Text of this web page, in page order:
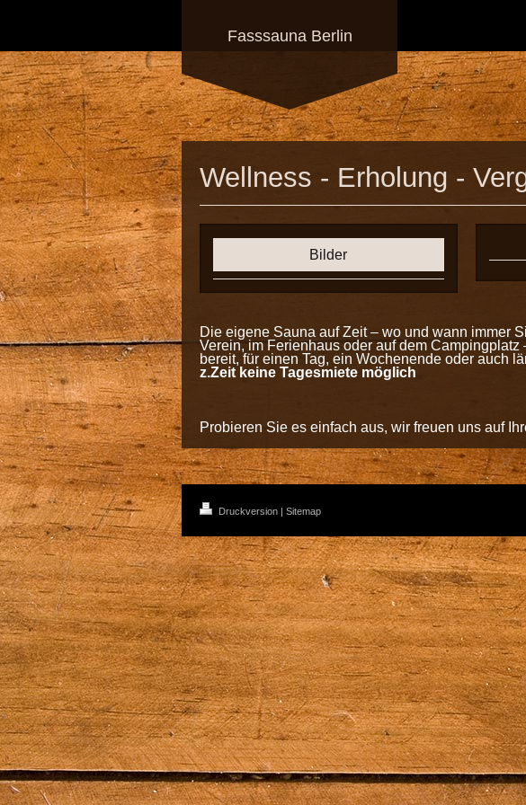
Fasssauna Berlin
Wellness - Erholung -
Bilder
Die eigene Sauna auf Zeit – wo und wann immer
Verein, im Ferienhaus oder auf dem
bereit, für einen Tag, ein Wochenende oder auch
z.Zeit keine Tagesmiete möglich
Probieren Sie es einfach aus, wir freuen uns auf
Druckversion | Sitemap